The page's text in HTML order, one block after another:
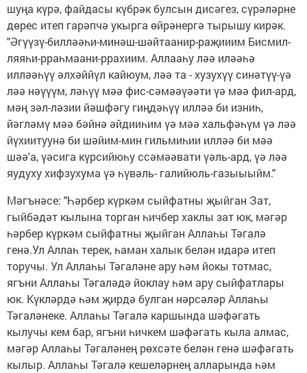
шуңа күрә, файдасы күбрәк булсын дисәгез, сүрәләрне
дөрес итеп гарәпчә укырга өйрәнергә тырышу кирәк.
"Әгүүзү-билләәһи-минәш-шәйтаанир-раҗииим Бисмил-
ляяһи-рраһмаани-ррахиим. Аллааһу ләә иләәһә
илләәһүү әлхәййүл кайюум, ләә та - хузухүү синәтүү-үә
ләә нәүүүм, ләһүү мәә фис-сәмәәүәәти үә мәә фил-ард,
мәң зәл-ләзии йәшфәгу гиңдәһүү илләә би изниһ,
йәгләмү мәә бәйнә әйдииһим үә мәә хальфәһүм үә ләә
йүхиитуунә би шәйим-мин гильмиһии илләә би мәә
шәә'а, үәсига күрсийюһу ссәмәәвати үәль-ард, үә ләә
яудуху хифзухума үә һүвәль- галийюль-газыыыйм."
Мәгънәсе: "Һәрбер күркәм сыйфатны җыйган Зат,
гыйбәдәт кылына торган һичбер хаклы зат юк, мәгәр
һәрбер күркәм сыйфатны җыйган Аллаһы Тәгалә
генә.Ул Аллаһ терек, һаман халык белән идарә итеп
торучы. Ул Аллаһы Тәгаләне ару һәм йокы тотмас,
ягъни Аллаһы Тәгаләдә йоклау һәм ару сыйфатлары
юк. Күкләрдә һәм җирдә булган нәрсәләр Аллаһы
Тәгаләнеке. Аллаһы Тәгалә каршында шәфәгать
кылучы кем бар, ягъни һичкем шәфәгать кыла алмас,
мәгәр Аллаһы Тәгаләнең рөхсәте белән генә шәфәгать
кылыр. Аллаһы Тәгалә кешеләрнең алларында һәм